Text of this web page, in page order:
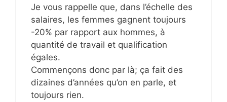
Je vous rappelle que, dans l’échelle des
salaires, les femmes gagnent toujours
-20% par rapport aux hommes, à
quantité de travail et qualification
égales.
Commençons donc par là; ça fait des
dizaines d’années qu’on en parle, et
toujours rien.